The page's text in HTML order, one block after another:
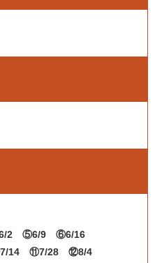
2 ⑤6/9 ⑥6/16
14 ⑪7/28 ⑫8/4